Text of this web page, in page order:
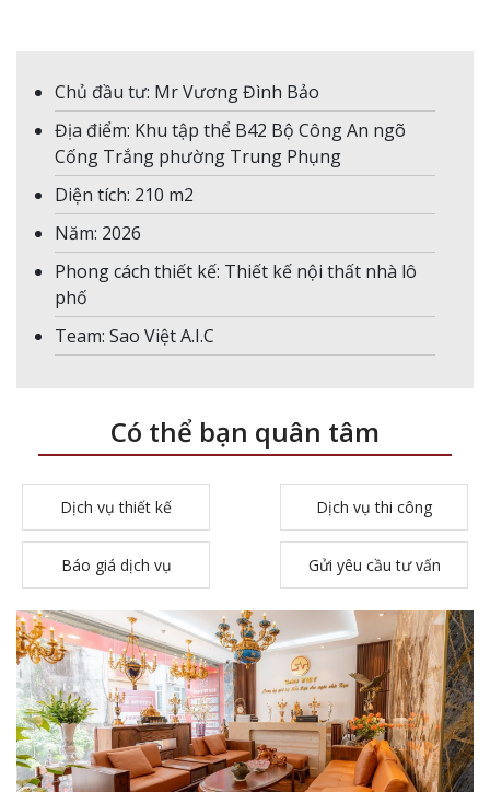
Chủ đầu tư: Mr Vương Đình Bảo
Địa điểm: Khu tập thể B42 Bộ Công An ngõ
Cống Trắng phường Trung Phụng
Diện tích: 210 m2
Năm: 2026
Phong cách thiết kế: Thiết kế nội thất nhà lô
phố
Team: Sao Việt A.I.C
Có thể bạn quân tâm
Dịch vụ thiết kế Dịch vụ thi công
Báo giá dịch vụ Gửi yêu cầu tư vấn